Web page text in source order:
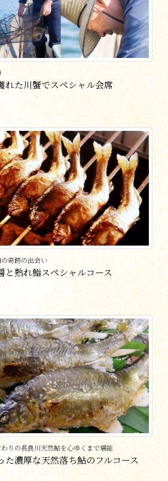
れた川蟹でスペシャル会席
奇跡の出会い
と熟れ鮨スペシャルコース
りの長良川天然鮎を心ゆくまで堪能
た濃厚な天然落ち鮎のフルコース